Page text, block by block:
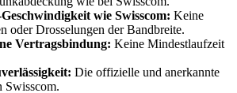
wie Swisscom: Keine
oder Drosselungen der Bandbreite.
Vertragsbindung: Keine Mindestlaufzeit
Die offizielle und anerkannte
Swisscom.